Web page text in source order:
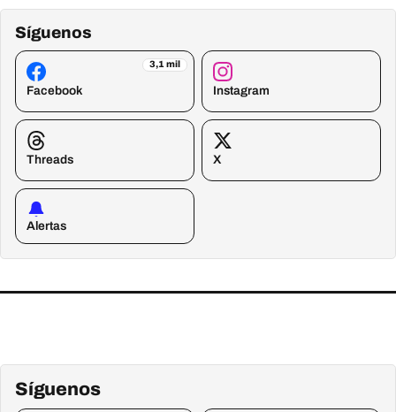
Síguenos
3,1 mil
Facebook Instagram
Threads X
Alertas
Síguenos